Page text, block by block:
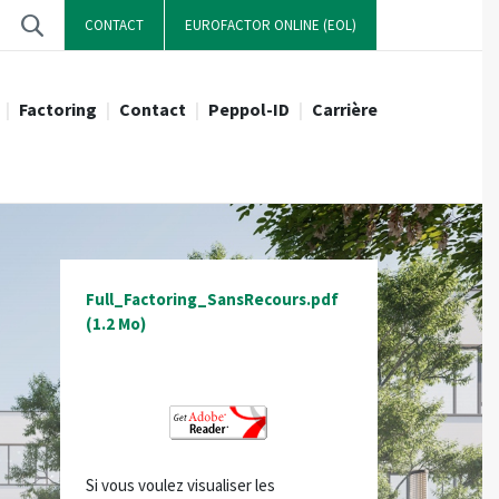
CONTACT EUROFACTOR ONLINE (EOL)
Direction Distinctions
Factoring
Inhouse Factoring Avec Recours
Reverse Factoring
Demander une offre
Contact
L'outil de signalement Emplacement
Peppol-ID Carrière
Full_Factoring_SansRecours.pdf
(1.2 Mo)
Si vous voulez visualiser les